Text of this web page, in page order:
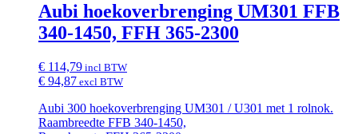
Aubi hoekoverbrenging UM301 FFB
340-1450, FFH 365-2300
€ 114,79 incl BTW
€ 94,87 excl BTW
Aubi 300 hoekoverbrenging UM301 / U301 met 1 rolnok.
Raambreedte FFB 340-1450,